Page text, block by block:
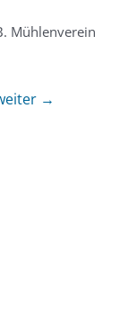
Mühlenverein
→